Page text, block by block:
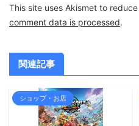
This site uses Akismet to
comment data is processed.
関連記事
ショップ・お店